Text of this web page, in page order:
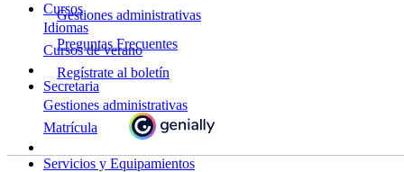
Cursos
Idiomas
Cursos de verano
Secretaria
Gestiones administrativas
Matrícula
Servicios y Equipamientos
Gestiones administrativas
Preguntas Frecuentes
Regístrate al boletín